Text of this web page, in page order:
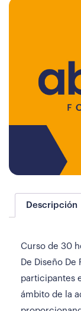
Descripción
Curso de 30
De Diseño De
participantes
ámbito de la